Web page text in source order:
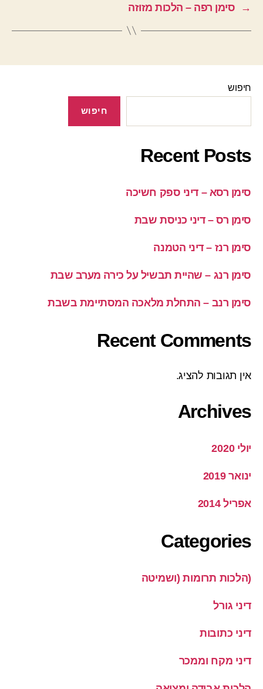
→
סימן רפה – הלכות מזוזה
חיפוש
חיפוש
Recent Posts
סימן רסא – דיני ספק חשיכה
סימן רס – דיני כניסת שבת
סימן רנז – דיני הטמנה
סימן רנג – שהיית תבשיל על כירה מערב שבת
סימן רנב – התחלת מלאכה המסתיימת בשבת
Recent Comments
אין תגובות להציג.
Archives
יולי 2020
ינואר 2019
אפריל 2014
Categories
(הלכות תרומות (ושמיטה
דיני גורל
דיני כתובות
דיני מקח וממכר